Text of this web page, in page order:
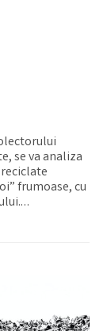
se va analiza
frumoase, cu